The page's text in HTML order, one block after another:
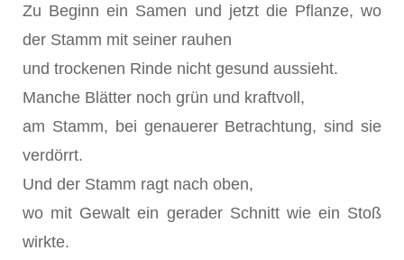
Zu Beginn ein Samen und jetzt die Pflanze, wo
der Stamm mit seiner rauhen
und trockenen Rinde nicht gesund aussieht.
Manche Blätter noch grün und kraftvoll,
am Stamm, bei genauerer Betrachtung, sind sie
verdörrt.
Und der Stamm ragt nach oben,
wo mit Gewalt ein gerader Schnitt wie ein Stoß
wirkte.